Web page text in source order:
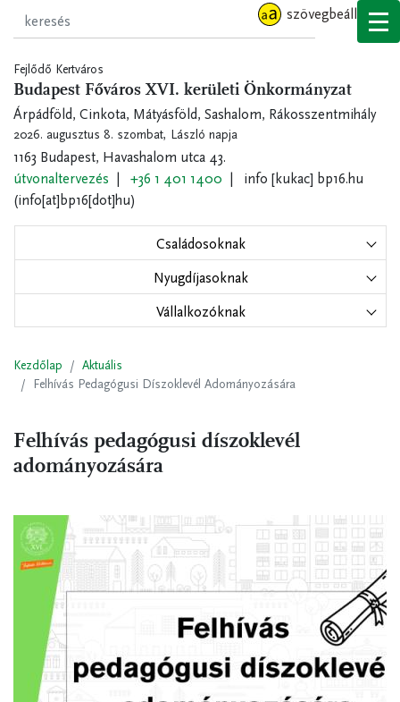
szövegbeállítások
Fejlődő Kertváros
Budapest Főváros XVI. kerületi Önkormányzat
Árpádföld, Cinkota, Mátyásföld, Sashalom, Rákosszentmihály
2026. augusztus 8. szombat, László napja
1163 Budapest, Havashalom utca 43.
útvonaltervezés
+36 1 401 1400 info [kukac] bp16.hu
(info[at]bp16[dot]hu)
Családosoknak
Nyugdíjasoknak
Vállalkozóknak
Kezdőlap
Aktuális
Felhívás Pedagógusi Díszoklevél Adományozására
Felhívás pedagógusi díszoklevél
adományozására